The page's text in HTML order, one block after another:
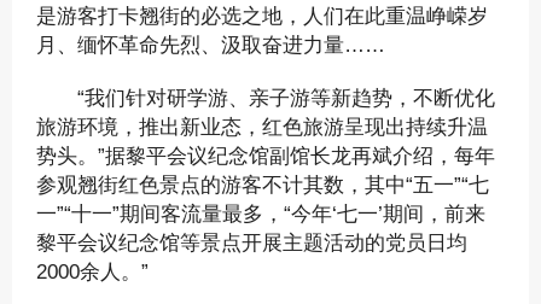
是游客打卡翘街的必选之地，人们在此重温峥嵘岁
月、缅怀革命先烈、汲取奋进力量……
“我们针对研学游、亲子游等新趋势，不断优化
旅游环境，推出新业态，红色旅游呈现出持续升温
势头。”据黎平会议纪念馆副馆长龙再斌介绍，每年
参观翘街红色景点的游客不计其数，其中“五一”“七
一”“十一”期间客流量最多，“今年‘七一’期间，前来
黎平会议纪念馆等景点开展主题活动的党员日均
2000余人。”